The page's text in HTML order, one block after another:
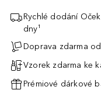
Rychlé dodání
dny¹
Doprava zdarma
Vzorek zdarma ke
Prémiové dárkové